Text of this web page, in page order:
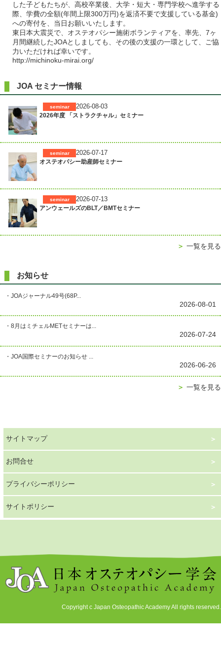
した子どもたちが、高校卒業後、大学・短大・専門学校へ進学する
際、学費の全額(年間上限300万円)を返済不要で支援している基金)
への寄付を、当日お願いいたします。
東日本大震災で、オステオパシー施術ボランティアを、率先、7ヶ
月間継続したJOAとしましても、その後の支援の一環として、ご協
力いただければ幸いです。
http://michinoku-mirai.org/
JOA セミナー情報
2026-08-03
seminar
2026年度 「ストラクチャル」セミナー
2026-07-17
seminar
オステオパシー助産師セミナー
2026-07-13
seminar
アンウェールズのBLT／BMTセミナー
＞ 一覧を見る
お知らせ
・JOAジャーナル49号(68P...
2026-08-01
・8月はミチェルMETセミナーは...
2026-07-24
・JOA国際セミナーのお知らせ ...
2026-06-26
＞ 一覧を見る
サイトマップ
お問合せ
プライバシーポリシー
サイトポリシー
Copyright c Japan Osteopathic Academy All rights reserved.